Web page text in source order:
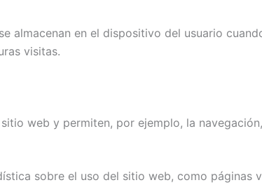
almacenan en el dispositivo del usuario
visitas.
web y permiten, por ejemplo, la
sobre el uso del sitio web, como